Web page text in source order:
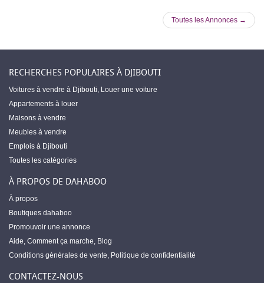
Toutes les Annonces →
RECHERCHES POPULAIRES À DJIBOUTI
Voitures à vendre à Djibouti, Louer une voiture
Appartements à louer
Maisons à vendre
Meubles à vendre
Emplois à Djibouti
Toutes les catégories
À PROPOS DE DAHABOO
À propos
Boutiques dahaboo
Promouvoir une annonce
Aide, Comment ça marche, Blog
Conditions générales de vente, Politique de confidentialité
CONTACTEZ-NOUS